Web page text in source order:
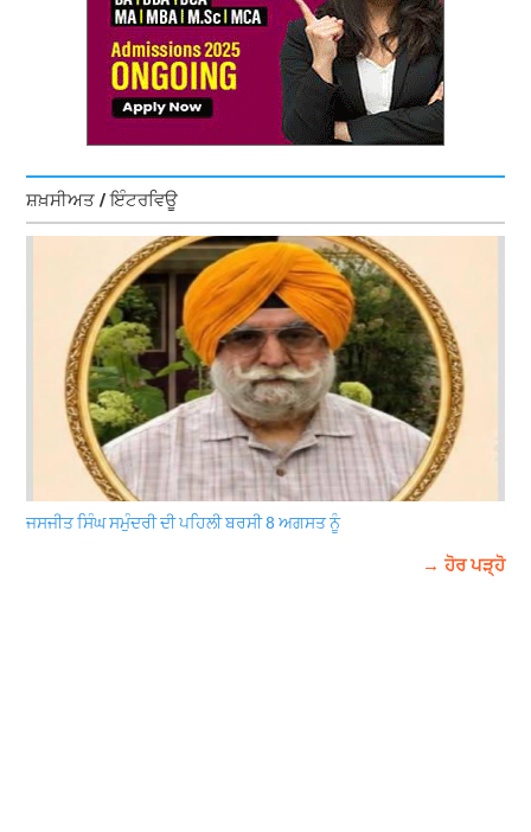
ਸ਼ਖ਼ਸੀਅਤ / ਇੰਟਰਵਿਊ
ਜਸਜੀਤ ਸਿੰਘ ਸਮੁੰਦਰੀ ਦੀ ਪਹਿਲੀ ਬਰਸੀ 8 ਅਗਸਤ ਨੂੰ
→ ਹੋਰ ਪੜ੍ਹੋ